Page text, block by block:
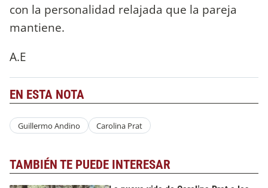
con la personalidad relajada que la pareja
mantiene.
A.E
EN ESTA NOTA
Guillermo Andino Carolina Prat
TAMBIÉN TE PUEDE INTERESAR